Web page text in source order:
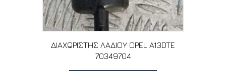
ΔΙΑΧΩΡΙΣΤΗΣ ΛΑΔΙΟΥ OPEL A13DTE
70349704